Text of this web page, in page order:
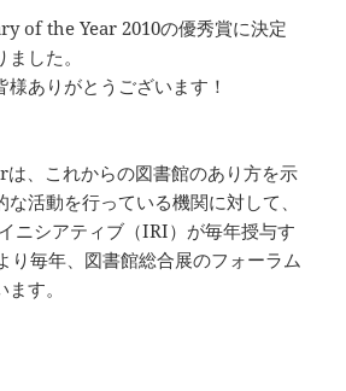
of the Year 2010の優秀賞に決定
した。
ありがとうございます！
、これからの図書館のあり方を示
活動を行っている機関に対して、
ニシアティブ（IRI）が毎年授与す
り毎年、図書館総合展のフォーラム
す。